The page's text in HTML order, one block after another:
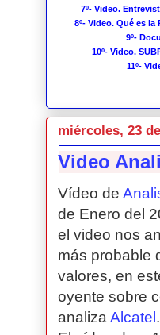
7º- Video.
8º- Video. Qué es
9º-
10º- Video.
11º-
miércoles, 23
Video
Vídeo de
de Enero del
el video nos
más probable
valores, en
oyente sobre
analizaAlcatel .